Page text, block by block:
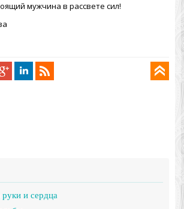
мужчина в рассвете сил!
и сердца